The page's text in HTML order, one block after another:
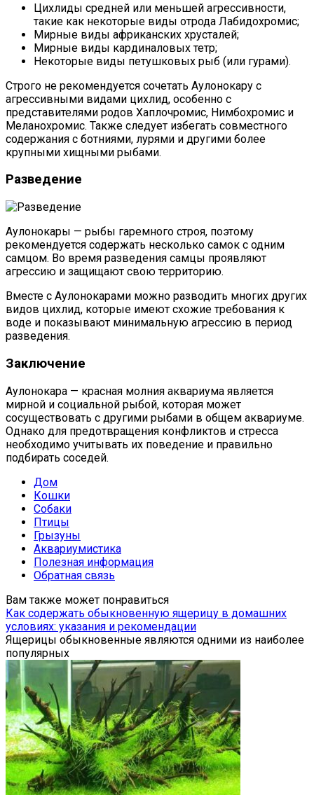
Цихлиды средней или меньшей агрессивности,
такие как некоторые виды отрода Лабидохромис;
Мирные виды африканских хрусталей;
Мирные виды кардиналовых тетр;
Некоторые виды петушковых рыб (или гурами).
Строго не рекомендуется сочетать Аулонокару с
агрессивными видами цихлид, особенно с
представителями родов Хаплочромис, Нимбохромис и
Меланохромис. Также следует избегать совместного
содержания с ботниями, лурями и другими более
крупными хищными рыбами.
Разведение
Аулонокары — рыбы гаремного строя, поэтому
рекомендуется содержать несколько самок с одним
самцом. Во время разведения самцы проявляют
агрессию и защищают свою территорию.
Вместе с Аулонокарами можно разводить многих других
видов цихлид, которые имеют схожие требования к
воде и показывают минимальную агрессию в период
разведения.
Заключение
Аулонокара — красная молния аквариума является
мирной и социальной рыбой, которая может
сосуществовать с другими рыбами в общем аквариуме.
Однако для предотвращения конфликтов и стресса
необходимо учитывать их поведение и правильно
подбирать соседей.
Дом
Кошки
Собаки
Птицы
Грызуны
Аквариумистика
Полезная информация
Обратная связь
Вам также может понравиться
Как содержать обыкновенную ящерицу в домашних
условиях: указания и рекомендации
Ящерицы обыкновенные являются одними из наиболее
популярных